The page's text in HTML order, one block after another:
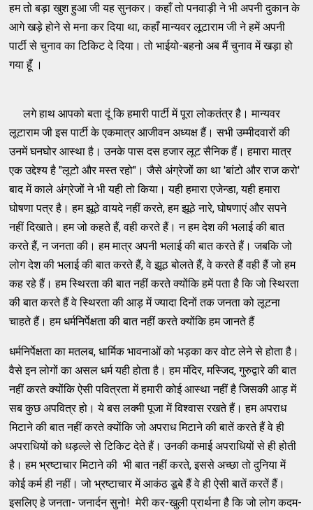
हम तो बड़ा खुश हुआ जी यह सुनकर। कहाँ तो पनवाड़ी ने भी अपनी दुकान के
आगे खड़े होने से मना कर दिया था, कहाँ मान्यवर लूटाराम जी ने हमें अपनी
पार्टी से चुनाव का टिकिट दे दिया। तो भाईयो-बहनो अब मैं चुनाव में खड़ा हो
गया हूँ ।
लगे हाथ आपको बता दूं कि हमारी पार्टी में पूरा लोकतंत्र है। मान्यवर
लूटाराम जी इस पार्टी के एकमात्र आजीवन अध्यक्ष हैं। सभी उम्मीदवारों की
उनमें घनघोर आस्था है। उनके पास दस हजार लूट सैनिक हैं। हमारा मात्र
एक उद्देश्य है "लूटो और मस्त रहो"। जैसे अंग्रेजों का था 'बांटो और राज करो'
बाद में काले अंग्रेजों ने भी यही तो किया। यही हमारा एजेन्डा, यही हमारा
घोषणा पत्र है। हम झूठे वायदे नहीं करते, हम झूठे नारे, घोषणाएं और सपने
नहीं दिखाते। हम जो कहते हैं, वही करते हैं। न हम देश की भलाई की बात
करते हैं, न जनता की। हम मात्र अपनी भलाई की बात करते हैं। जबकि जो
लोग देश की भलाई की बात करते हैं, वे झूठ बोलते हैं, वे करते हैं वही हैं जो हम
कह रहे हैं। हम स्थिरता की बात नहीं करते क्योंकि हमें पता है कि जो स्थिरता
की बात करते हैं वे स्थिरता की आड़ में ज्यादा दिनों तक जनता को लूटना
चाहते हैं। हम धर्मनिर्पेक्षता की बात नहीं करते क्योंकि हम जानते हैं
धर्मनिर्पेक्षता का मतलब, धार्मिक भावनाओं को भड़का कर वोट लेने से होता है।
वैसे इन लोगों का असल धर्म यही होता है। हम मंदिर, मस्जिद, गुरुद्वारे की बात
नहीं करते क्योंकि ऐसी पवित्रता में हमारी कोई आस्था नहीं है जिसकी आड़ में
सब कुछ अपवित्र हो। ये बस लक्मी पूजा में विश्वास रखते हैं। हम अपराध
मिटाने की बात नहीं करते क्योंकि जो अपराध मिटाने की बातें करते हैं वे ही
अपराधियों को धड़ल्ले से टिकिट देते हैं। उनकी कमाई अपराधियों से ही होती
है। हम भ्रष्टाचार मिटाने की भी बात नहीं करते, इससे अच्छा तो दुनिया में
कोई कर्म ही नहीं। जो भ्रष्टाचार में आकंठ डूबे हैं वे ही ऐसी बातें करतें हैं।
इसलिए हे जनता- जनार्दन सुनो! मेरी कर-खुली प्रार्थना है कि जो लोग कदम-